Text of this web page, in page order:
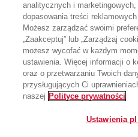
analitycznych i
dopasowania treści
Możesz zarządzać swoimi
„Zaakceptuj” lub „Zarządzaj
możesz wycofać w każdym
ustawienia. Więcej informacji o
oraz o przetwarzaniu Twoich
przysługujących Ci
naszej Polityce prywatności
Ustawienia